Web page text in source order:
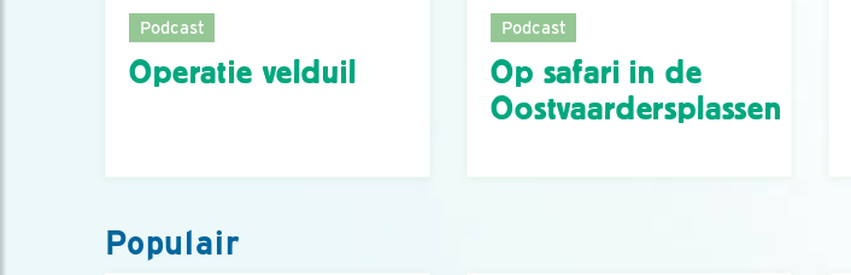
Podcast
Operatie velduil
Podcast
Op safari in de
Oostvaardersplassen
Populair